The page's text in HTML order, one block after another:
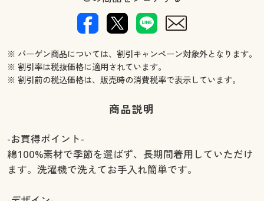
※ バーゲン商品については、割引キャンペーン対象外となります。
※ 割引率は税抜価格に適用されています。
※ 割引前の税込価格は、販売時の消費税率で表示しています。
商品説明
-お買得ポイント-
綿100%素材で季節を選ばず、長期間着用していただけ
ます。洗濯機で洗えてお手入れ簡単です。